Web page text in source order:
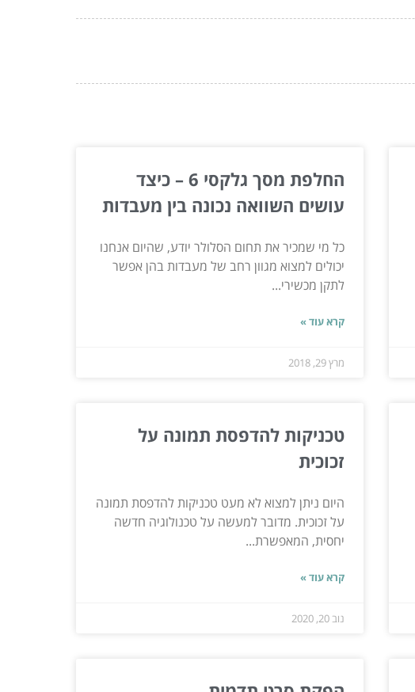
החלפת מסך גלקסי 6 – כיצד
עושים השוואה נכונה בין מעבדות
כל מי שמכיר את תחום הסלולר יודע, שהיום אנחנו
יכולים למצוא מגוון רחב של מעבדות בהן אפשר
לתקן מכשירי...
קרא עוד »
מרץ 29, 2018
טכניקות להדפסת תמונה על
זכוכית
היום ניתן למצוא לא מעט טכניקות להדפסת תמונה
על זכוכית. מדובר למעשה על טכנולוגיה חדשה
יחסית, המאפשרת...
קרא עוד »
נוב 20, 2020